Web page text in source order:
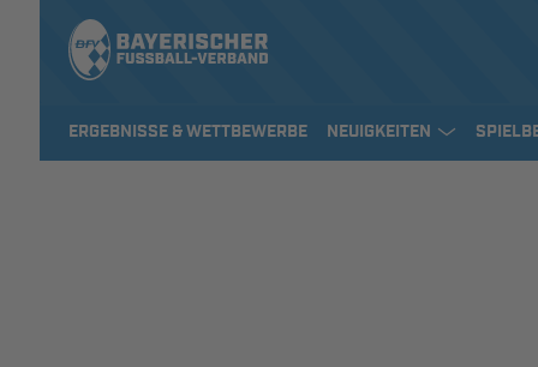
ERGEBNISSE & WETTBEWERBE NEUIGKEITEN